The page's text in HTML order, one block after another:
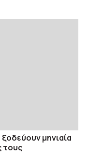
μηνιαία
τους